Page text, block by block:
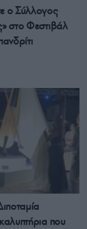
ο Σύλλογος
στο Φεστιβάλ
που